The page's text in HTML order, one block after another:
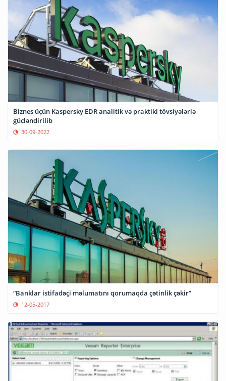
Biznes üçün Kaspersky EDR analitik və praktiki tövsiyələrlə
gücləndirilib
30-09-2022
“Banklar istifadəçi məlumatını qorumaqda çətinlik çəkir”
12-05-2017